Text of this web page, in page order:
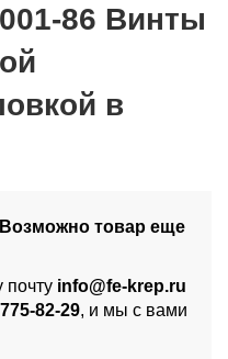
86 Винты
в
товар еще
почту info@fe-krep.ru
82-29, и мы с вами